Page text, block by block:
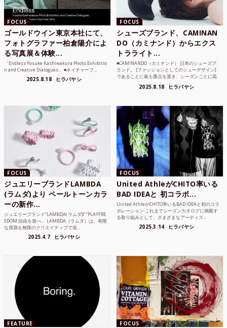
FOCUS
ゴールドウイン東京本社にて、
フォトグラファー柏倉陽介によ
る写真展＆体験...
「Endless Yosuke Kashiwakura Photo Exhibitio
n and Creative Dialogues」 ■ネイチャーフ...
2025.8.18 ヒラバヤシ
FOCUS
シューズブランド、CAMINAN
DO（カミナンド）からエクス
トラライト...
■CAMINANDO（カミナンド） 日本のシューズブ
ランド。 [ファッションとしてのシューデザイン]
であることに最も重点を置き、シーズンごとに高
2025.8.18 ヒラバヤシ
FOCUS
ジュエリーブランドLAMBDA
(ラムダ)より ペールトーンカラ
ーの新作...
ジュエリーブランド“LAMBDA( ラムダ))” “PLAYFRE
EDOM 自由を遊べ。 LAMBDA（ラムダ）は、有限
な資源を無限のクリエイティブで追...
2025.4.7 ヒラバヤシ
FOCUS
United AthleがCHITO率いる
BAD IDEAと 初コラボ...
United AthleがCHITO率いるBAD IDEAと初のコラ
ボレーション これまでシーズンカタログに掲載す
る取り組みとして、さまざまなアーティス...
2025.3.14 ヒラバヤシ
FEATURE FOCUS